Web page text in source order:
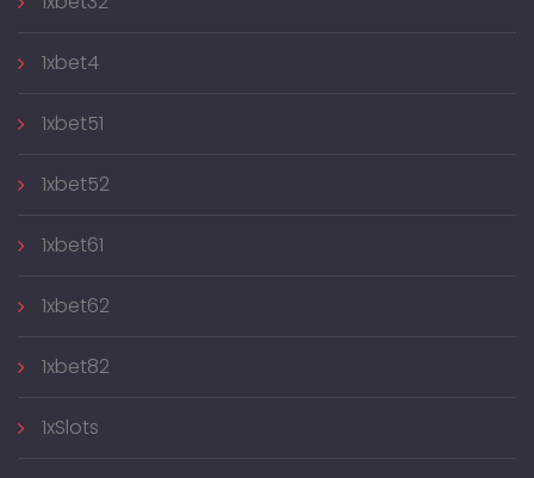
1xbet4
1xbet51
1xbet52
1xbet61
1xbet62
1xbet82
1xSlots